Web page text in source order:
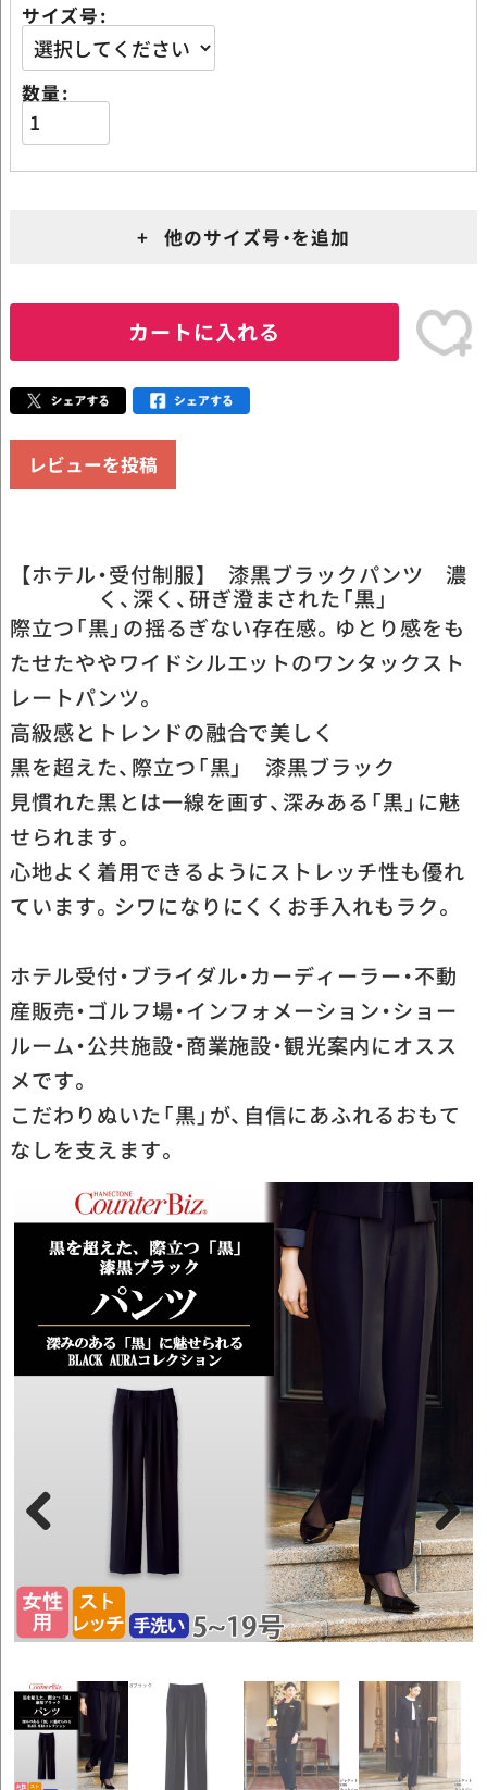
サイズ号
数量
+ 他のサイズ号・を追加
カートに入れる
レビューを投稿
【ホテル・受付制服】 漆黒ブラックパンツ 濃
く、深く、研ぎ澄まされた「黒」
際立つ「黒」の揺るぎない存在感。ゆとり感をも
たせたややワイドシルエットのワンタックスト
レートパンツ。
高級感とトレンドの融合で美しく
黒を超えた、際立つ「黒」 漆黒ブラック
見慣れた黒とは一線を画す、深みある「黒」に魅
せられます。
心地よく着用できるようにストレッチ性も優れ
ています。シワになりにくくお手入れもラク。
ホテル受付・ブライダル・カーディーラー・不動
産販売・ゴルフ場・インフォメーション・ショー
ルーム・公共施設・商業施設・観光案内にオスス
メです。
こだわりぬいた「黒」が、自信にあふれるおもて
なしを支えます。
Previous Next